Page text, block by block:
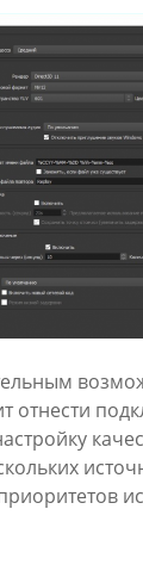
отнести